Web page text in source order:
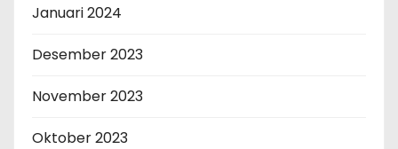
Januari 2024
Desember 2023
November 2023
Oktober 2023